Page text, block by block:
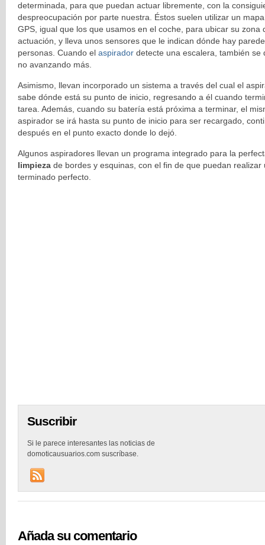
determinada, para que puedan actuar libremente, con la
despreocupación por parte nuestra. Éstos suelen utilizar un
GPS, igual que los que usamos en el coche, para ubicar su zona
actuación, y lleva unos sensores que le indican dónde hay
personas. Cuando el aspirador detecte una escalera, también se
no avanzando más.
Asimismo, llevan incorporado un sistema a través del cual el
sabe dónde está su punto de inicio, regresando a él cuando
tarea. Además, cuando su batería está próxima a terminar, el
aspirador se irá hasta su punto de inicio para ser recargado,
después en el punto exacto donde lo dejó.
Algunos aspiradores llevan un programa integrado para la
limpieza de bordes y esquinas, con el fin de que puedan realizar
terminado perfecto.
Suscribir
Si le parece interesantes las noticias de
domoticausuarios.com suscríbase.
Añada su comentario